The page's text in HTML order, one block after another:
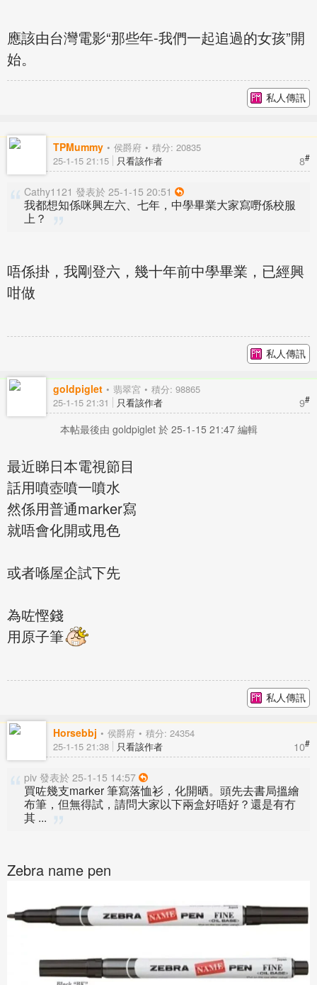
應該由台灣電影“那些年-我們一起追過的女孩”開
始。
私人傳訊
TPMummy 侯爵府 積分: 20835
8#
25-1-15 21:15 只看該作者
Cathy1121 發表於 25-1-15 20:51
我都想知係咪興左六、七年，中學畢業大家寫嘢係校服
上？
唔係掛，我剛登六，幾十年前中學畢業，已經興
咁做
私人傳訊
goldpiglet 翡翠宮 積分: 98865
9#
25-1-15 21:31 只看該作者
本帖最後由 goldpiglet 於 25-1-15 21:47 編輯
最近睇日本電視節目
話用噴壺噴一噴水
然係用普通marker寫
就唔會化開或甩色
或者喺屋企試下先
為咗慳錢
用原子筆
私人傳訊
Horsebbj 侯爵府 積分: 24354
10#
25-1-15 21:38 只看該作者
piv 發表於 25-1-15 14:57
買咗幾支marker 筆寫落恤衫，化開晒。頭先去書局搵繪
布筆，但無得試，請問大家以下兩盒好唔好？還是有冇
其 ...
Zebra name pen